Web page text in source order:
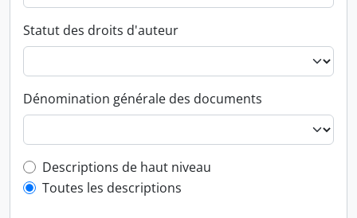
Statut des droits d'auteur
Dénomination générale des documents
Top-level description filter
Descriptions de haut niveau
Toutes les descriptions